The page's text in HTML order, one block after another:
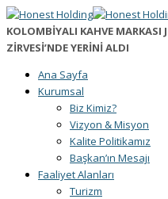
KOLOMBİYALI KAHVE MARKASI
ZİRVESİ’NDE YERİNİ ALDI
Ana Sayfa
Kurumsal
Biz Kimiz?
Vizyon & Misyon
Kalite Politikamız
Başkan’ın Mesajı
Faaliyet Alanları
Turizm